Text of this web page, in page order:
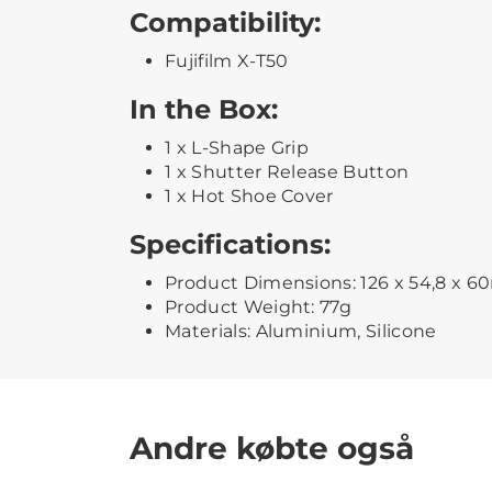
Compatibility:
Fujifilm X-T50
In the Box:
1 x L-Shape Grip
1 x Shutter Release Button
1 x Hot Shoe Cover
Specifications:
Product Dimensions: 126 x 54,8 x
Product Weight: 77g
Materials: Aluminium, Silicone
Andre købte også